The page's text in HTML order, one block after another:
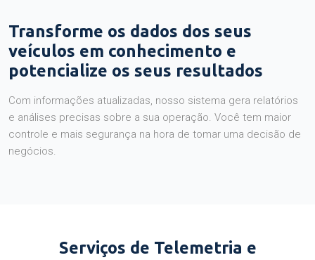
Transforme os dados dos seus
veículos em conhecimento e
potencialize os seus resultados
Com informações atualizadas, nosso sistema gera relatórios
e análises precisas sobre a sua operação. Você tem maior
controle e mais segurança na hora de tomar uma decisão de
negócios.
Serviços de Telemetria e